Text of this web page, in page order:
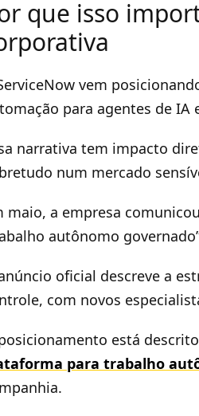
que isso
vem
para agentes de IA
narrativa tem impacto
num mercado
maio, a empresa
autônomo
oficial descreve a
com novos
está
para trabalho